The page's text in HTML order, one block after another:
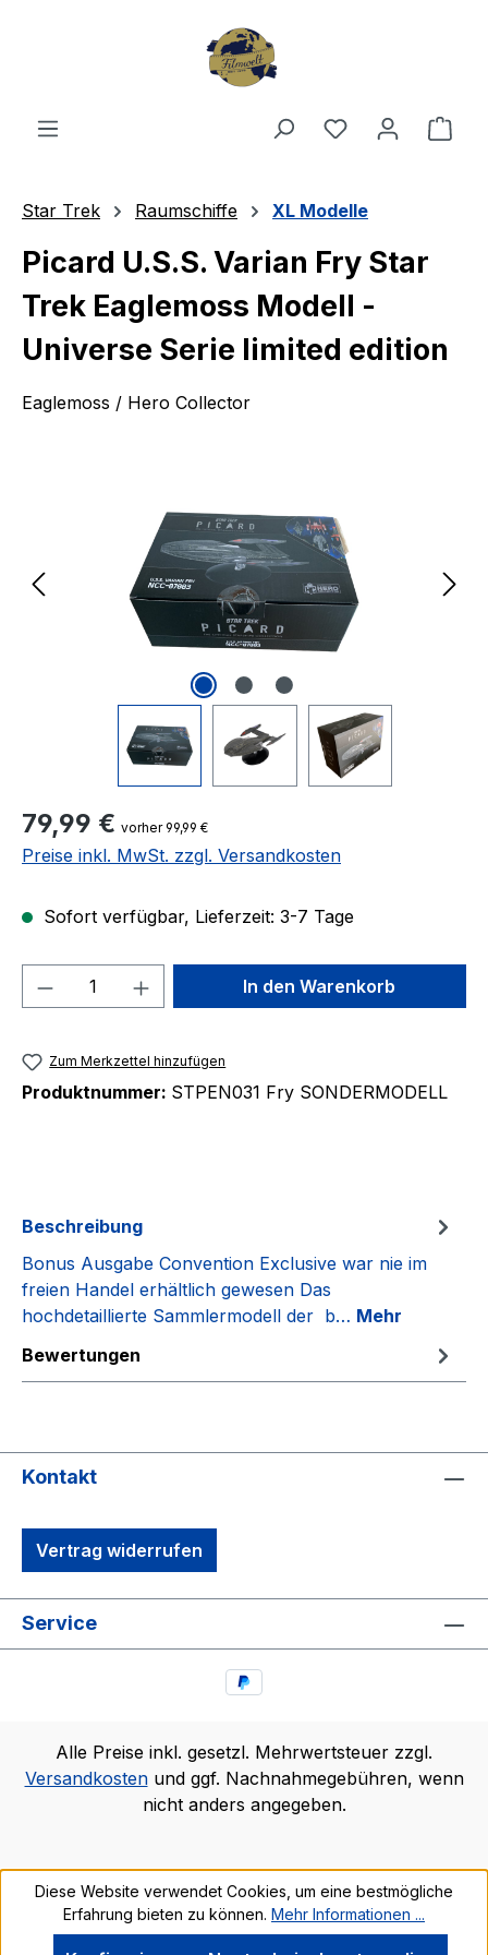
Du hast 0
Star Trek Raumschiffe XL Modelle
Picard U.S.S. Varian Fry Star
Trek Eaglemoss Modell -
Universe Serie limited edition
Eaglemoss / Hero Collector
Regulärer Preis:
79,99 € vorher 99,99 €
Preise inkl. MwSt. zzgl. Versandkosten
Sofort verfügbar, Lieferzeit: 3-7 Tage
Produkt Anzahl: Gib denIn den Warenkorb
Zum Merkzettel hinzufügen
Produktnummer: STPEN031 Fry SONDERMODELL
Beschreibung
Bonus Ausgabe Convention Exclusive war nie im
freien Handel erhältlich gewesen Das
hochdetaillierte Sammlermodell der b… Mehr
Bewertungen
Kontakt
Vertrag widerrufen
Service
Alle Preise inkl. gesetzl. Mehrwertsteuer zzgl.
Versandkostenund ggf. Nachnahmegebühren, wenn
nicht anders angegeben.
Diese Website verwendet Cookies, um eine bestmögliche
Erfahrung bieten zu können. Mehr Informationen ...